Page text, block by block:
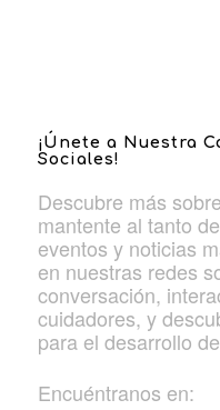
¡Únete a Nuestra
Sociales!
Descubre más
mantente al tanto
eventos y noticias
en nuestras redes
conversación,
cuidadores, y
para el desarrollo
Encuéntranos en: